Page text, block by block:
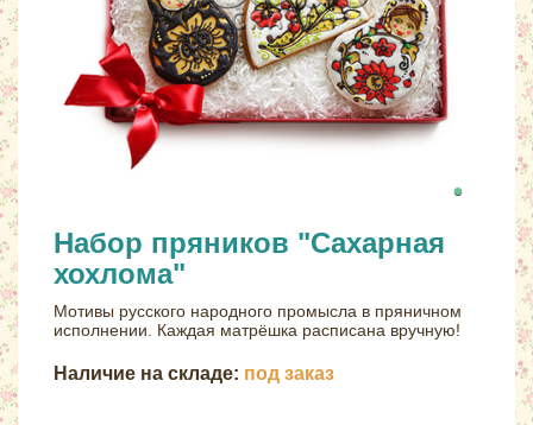
Набор пряников "Сахарная
хохлома"
Мотивы русского народного промысла в пряничном
исполнении. Каждая матрёшка расписана вручную!
Наличие на складе: под заказ